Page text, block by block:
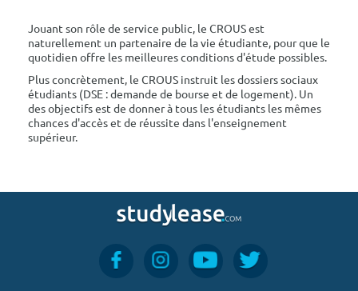
Jouant son rôle de service public, le CROUS est
naturellement un partenaire de la vie étudiante, pour que le
quotidien offre les meilleures conditions d'étude possibles.
Plus concrètement, le CROUS instruit les dossiers sociaux
étudiants (DSE : demande de bourse et de logement). Un
des objectifs est de donner à tous les étudiants les mêmes
chances d'accès et de réussite dans l'enseignement
supérieur.